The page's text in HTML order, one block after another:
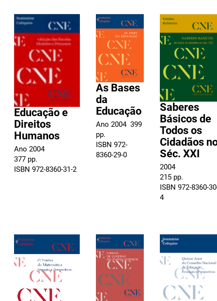
Educação e
Direitos
Humanos
Ano 2004
377 pp.
ISBN 972-8360-31-2
As Bases
da
Educação
Ano 2004  399
pp.
ISBN 972-
8360-29-0
Saberes
Básicos de
Todos os
Cidadãos
Séc. XXI
2004
215 pp.
ISBN 972-8360-
4